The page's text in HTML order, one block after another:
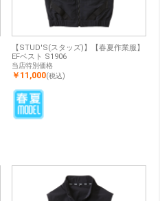
【STUD'S(スタッズ)】【春夏作業服】
EFベスト S1906
当店特別価格
￥11,000(税込)